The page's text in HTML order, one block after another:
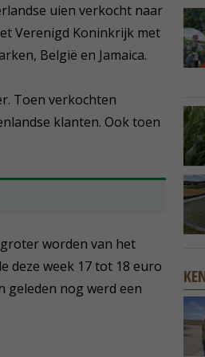
uien verkocht naar
Verenigd Koninkrijk met
België en Jamaica.
Toen verkochten
klanten. Ook toen
worden van het
deze week 17 tot 18 euro
geleden nog werd een